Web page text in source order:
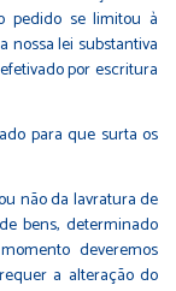
pedido se limitou à
nossa lei substantiva
por escritura
para que surta os
não da lavratura de
bens, determinado
deveremos
a alteração do